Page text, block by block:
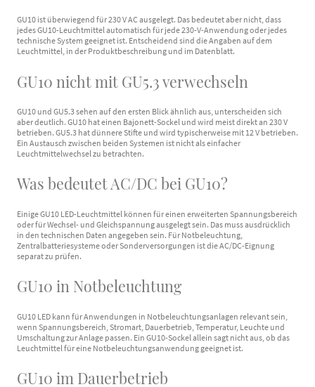
GU10 ist überwiegend für 230 V AC ausgelegt. Das bedeutet aber nicht, dass
jedes GU10-Leuchtmittel automatisch für jede 230-V-Anwendung oder jedes
technische System geeignet ist. Entscheidend sind die Angaben auf dem
Leuchtmittel, in der Produktbeschreibung und im Datenblatt.
GU10 nicht mit GU5.3 verwechseln
GU10 und GU5.3 sehen auf den ersten Blick ähnlich aus, unterscheiden sich
aber deutlich. GU10 hat einen Bajonett-Sockel und wird meist direkt an 230 V
betrieben. GU5.3 hat dünnere Stifte und wird typischerweise mit 12 V betrieben.
Ein Austausch zwischen beiden Systemen ist nicht als einfacher
Leuchtmittelwechsel zu betrachten.
Was bedeutet AC/DC bei GU10?
Einige GU10 LED-Leuchtmittel können für einen erweiterten Spannungsbereich
oder für Wechsel- und Gleichspannung ausgelegt sein. Das muss ausdrücklich
in den technischen Daten angegeben sein. Für Notbeleuchtung,
Zentralbatteriesysteme oder Sonderversorgungen ist die AC/DC-Eignung
separat zu prüfen.
GU10 in Notbeleuchtung
GU10 LED kann für Anwendungen in Notbeleuchtungsanlagen relevant sein,
wenn Spannungsbereich, Stromart, Dauerbetrieb, Temperatur, Leuchte und
Umschaltung zur Anlage passen. Ein GU10-Sockel allein sagt nicht aus, ob das
Leuchtmittel für eine Notbeleuchtungsanwendung geeignet ist.
GU10 im Dauerbetrieb